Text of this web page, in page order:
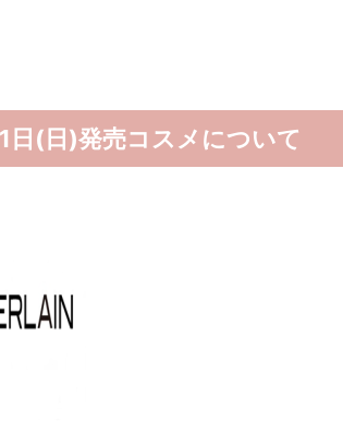
日(日)発売コスメについて